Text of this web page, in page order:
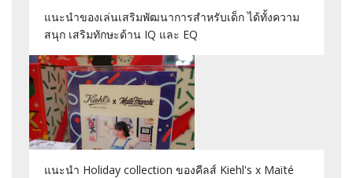
แนะนำของเล่นเสริมพัฒนาการสำหรับเด็ก ได้ทั้งความ
สนุก เสริมทักษะด้าน IQ และ EQ
แนะนำ Holiday collection ของคีลส์ Kiehl's x Maïté